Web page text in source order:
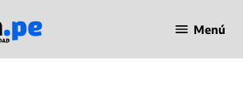
en Línea
Menú